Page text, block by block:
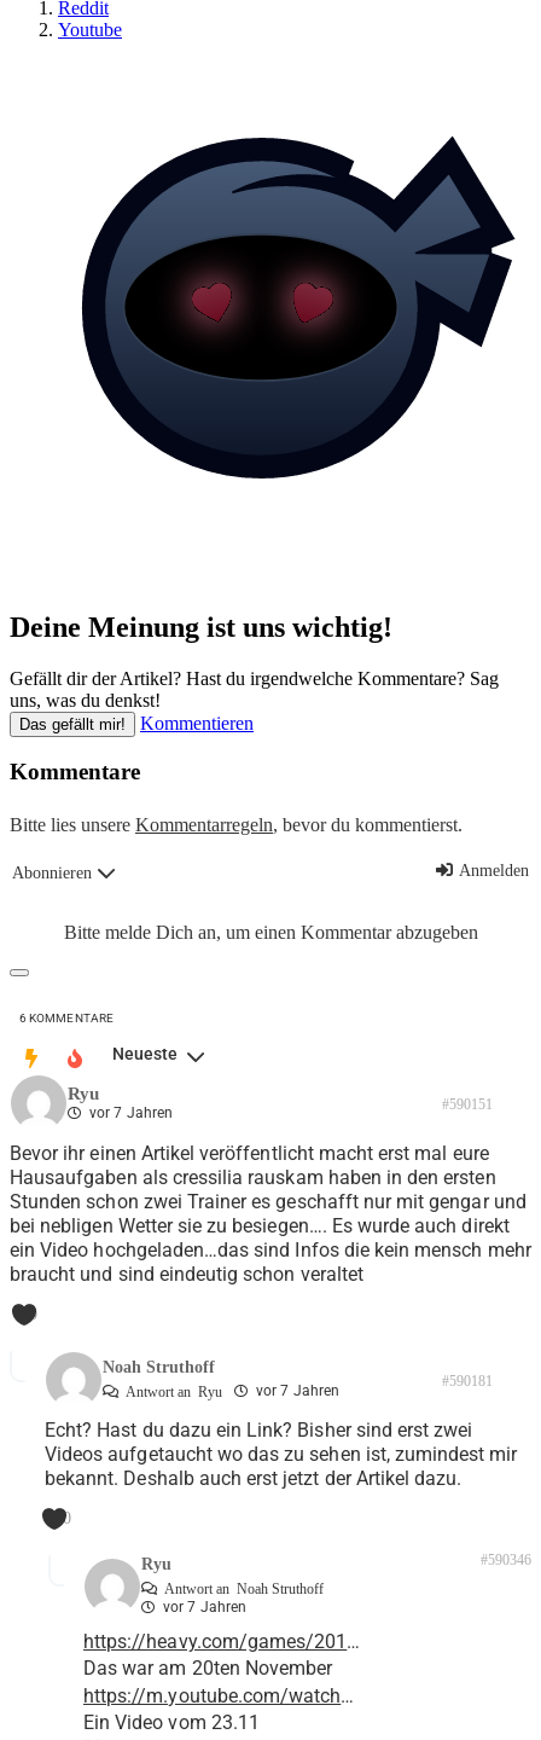
Reddit
Youtube
Deine Meinung ist uns wichtig!
Gefällt dir der Artikel? Hast du irgendwelche Kommentare? Sag
uns, was du denkst!
Das gefällt mir! Kommentieren
Kommentare
Bitte lies unsere Kommentarregeln, bevor du kommentierst.
Abonnieren Anmelden
Bitte melde Dich an, um einen Kommentar abzugeben
6 KOMMENTARE
Neueste
Ryu
vor 7 Jahren #590151
Bevor ihr einen Artikel veröffentlicht macht erst mal eure
Hausaufgaben als cressilia rauskam haben in den ersten
Stunden schon zwei Trainer es geschafft nur mit gengar und
bei nebligen Wetter sie zu besiegen…. Es wurde auch direkt
ein Video hochgeladen…das sind Infos die kein mensch mehr
braucht und sind eindeutig schon veraltet
0
Noah Struthoff
Antwort an Ryu vor 7 Jahren
#590181
Echt? Hast du dazu ein Link? Bisher sind erst zwei
Videos aufgetaucht wo das zu sehen ist, zumindest mir
bekannt. Deshalb auch erst jetzt der Artikel dazu.
0
Ryu
Antwort an Noah Struthoff
vor 7 Jahren
#590346
https://heavy.com/games/201 …
Das war am 20ten November
https://m.youtube.com/watch…
Ein Video vom 23.11